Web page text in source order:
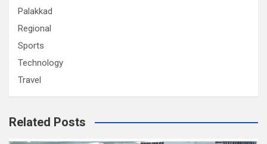
Palakkad
Regional
Sports
Technology
Travel
Related Posts